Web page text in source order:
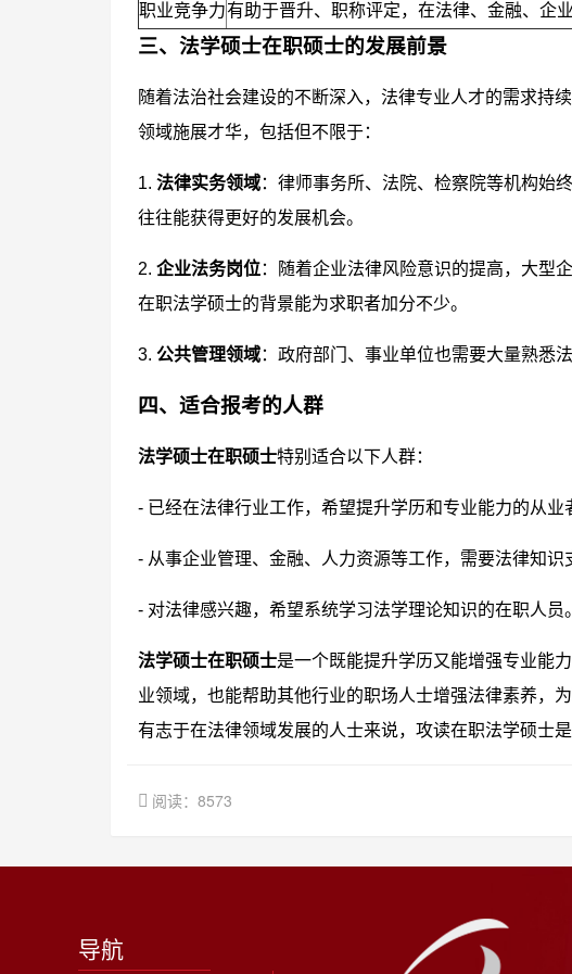
职业竞争力有助于晋升、职称评定，在法律、金融、企
三、法学硕士在职硕士的发展前景
随着法治社会建设的不断深入，法律专业人才的需求持续
领域施展才华，包括但不限于：
1. 法律实务领域：律师事务所、法院、检察院等机构始
往往能获得更好的发展机会。
2. 企业法务岗位：随着企业法律风险意识的提高，大型
在职法学硕士的背景能为求职者加分不少。
3. 公共管理领域：政府部门、事业单位也需要大量熟悉
四、适合报考的人群
法学硕士在职硕士特别适合以下人群：
- 已经在法律行业工作，希望提升学历和专业能力的从业
- 从事企业管理、金融、人力资源等工作，需要法律知识
- 对法律感兴趣，希望系统学习法学理论知识的在职人员。
法学硕士在职硕士是一个既能提升学历又能增强专业能
业领域，也能帮助其他行业的职场人士增强法律素养，
有志于在法律领域发展的人士来说，攻读在职法学硕士
阅读：8573
导航